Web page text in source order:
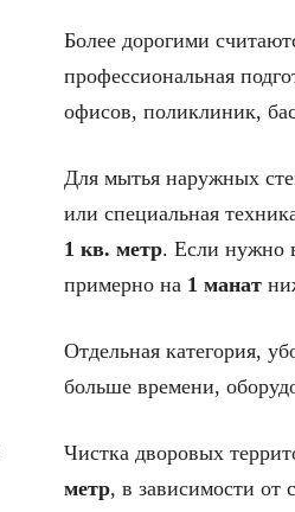
Более дорогими
профессиональная
офисов, поликлиник,
Для мытья наружных
или специальная
1 кв. метр. Если нужно
примерно на 1 манат
Отдельная категория,
больше времени,
Чистка дворовых
метр, в зависимости от